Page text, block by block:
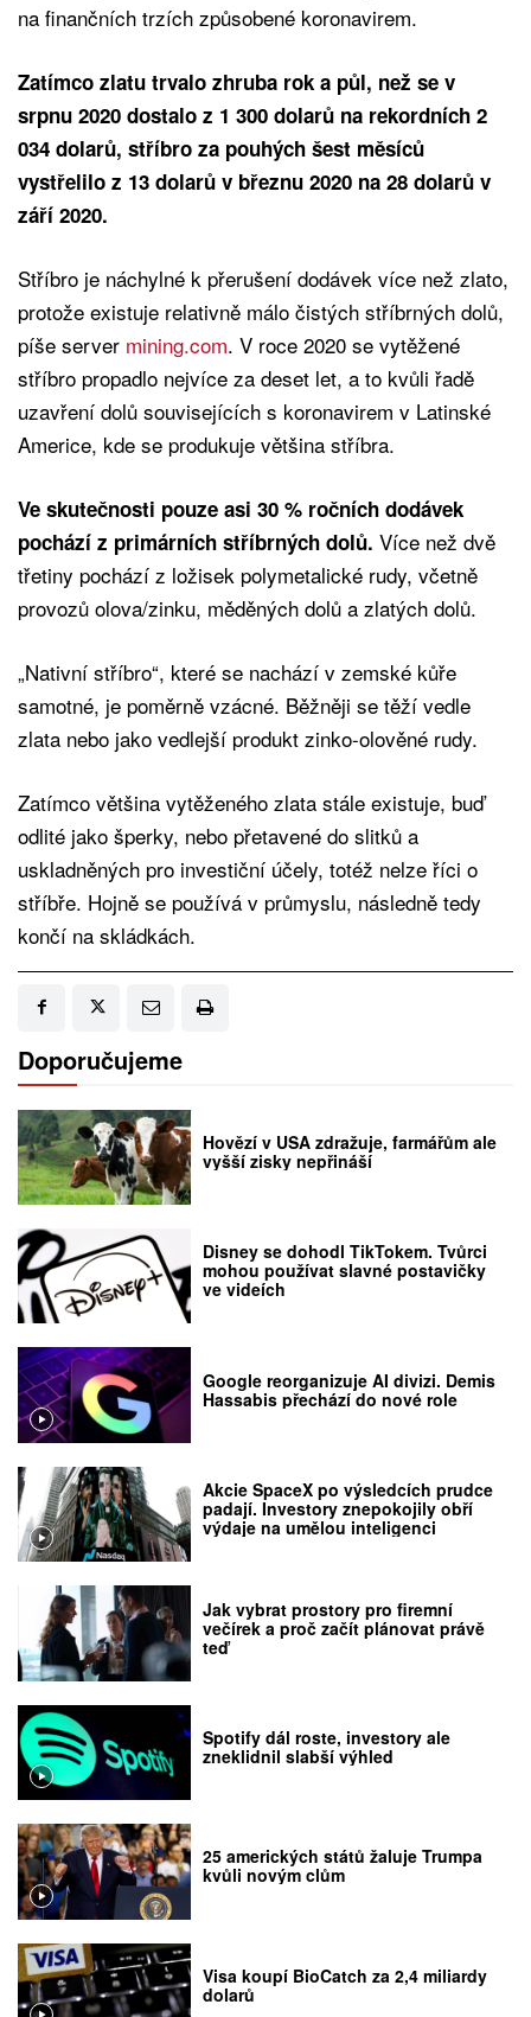
na finančních trzích způsobené koronavirem.
Zatímco zlatu trvalo zhruba rok a půl, než se v
srpnu 2020 dostalo z 1 300 dolarů na rekordních 2
034 dolarů, stříbro za pouhých šest měsíců
vystřelilo z 13 dolarů v březnu 2020 na 28 dolarů v
září 2020.
Stříbro je náchylné k přerušení dodávek více než zlato,
protože existuje relativně málo čistých stříbrných dolů,
píše server mining.com. V roce 2020 se vytěžené
stříbro propadlo nejvíce za deset let, a to kvůli řadě
uzavření dolů souvisejících s koronavirem v Latinské
Americe, kde se produkuje většina stříbra.
Ve skutečnosti pouze asi 30 % ročních dodávek
pochází z primárních stříbrných dolů. Více než dvě
třetiny pochází z ložisek polymetalické rudy, včetně
provozů olova/zinku, měděných dolů a zlatých dolů.
„Nativní stříbro“, které se nachází v zemské kůře
samotné, je poměrně vzácné. Běžněji se těží vedle
zlata nebo jako vedlejší produkt zinko-olověné rudy.
Zatímco většina vytěženého zlata stále existuje, buď
odlité jako šperky, nebo přetavené do slitků a
uskladněných pro investiční účely, totéž nelze říci o
stříbře. Hojně se používá v průmyslu, následně tedy
končí na skládkách.
Doporučujeme
Hovězí v USA zdražuje, farmářům ale
vyšší zisky nepřináší
Disney se dohodl TikTokem. Tvůrci
mohou používat slavné postavičky
ve videích
Google reorganizuje AI divizi. Demis
Hassabis přechází do nové role
Akcie SpaceX po výsledcích prudce
padají. Investory znepokojily obří
výdaje na umělou inteligenci
Jak vybrat prostory pro firemní
večírek a proč začít plánovat právě
teď
Spotify dál roste, investory ale
zneklidnil slabší výhled
25 amerických států žaluje Trumpa
kvůli novým clům
Visa koupí BioCatch za 2,4 miliardy
dolarů